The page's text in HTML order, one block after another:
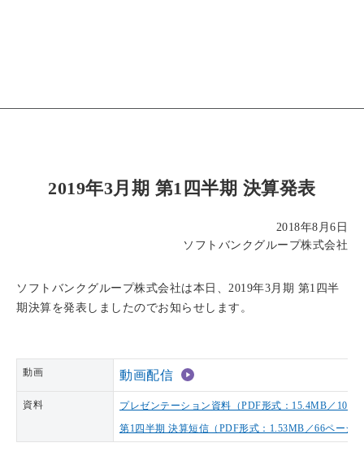
2019年3月期 第1四半期 決算発表
2018年8月6日
ソフトバンクグループ株式会社
ソフトバンクグループ株式会社は本日、2019年3月期 第1四半
期決算を発表しましたのでお知らせします。
動画 動画配信
資料
プレゼンテーション資料（PDF形式：15.4MB／103
第1四半期 決算短信（PDF形式：1.53MB／66ページ